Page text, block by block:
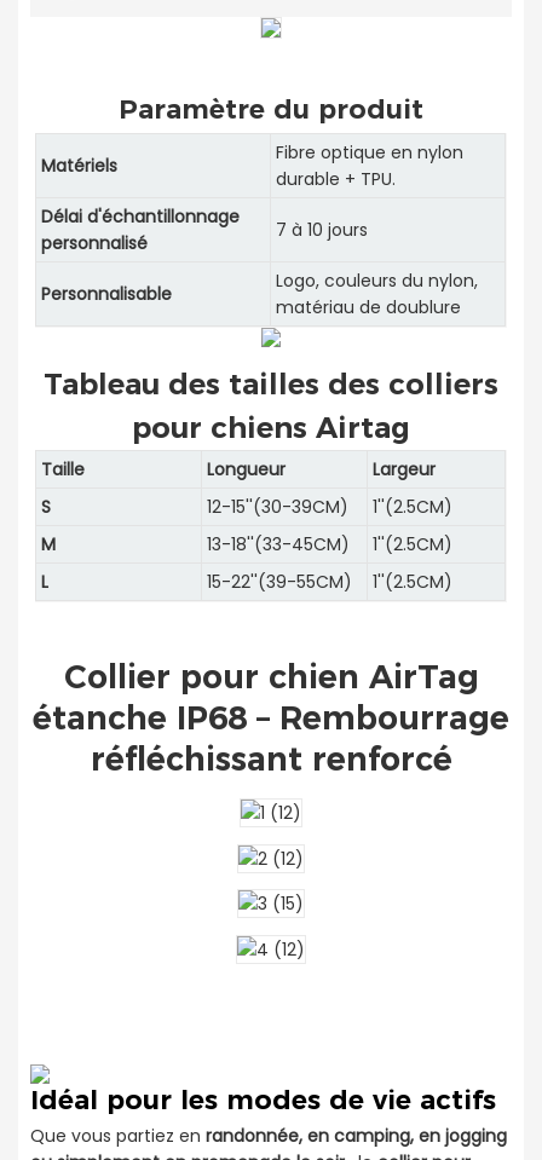
Paramètre du produit
Matériels
Fibre optique en nylon
durable + TPU.
Délai d'échantillonnage
personnalisé
7 à 10 jours
Personnalisable
Logo, couleurs du nylon,
matériau de doublure
Tableau des tailles des colliers
pour chiens Airtag
Taille Longueur
Largeur
S
12-15''(30-39CM)
1''(2.5CM)
M
13-18''(33-45CM)
1''(2.5CM)
L
15-22''(39-55CM) 1''(2.5CM)
Collier pour chien AirTag
étanche IP68 – Rembourrage
réfléchissant renforcé
Idéal pour les modes de vie actifs
Que vous partiez en randonnée, en camping, en jogging